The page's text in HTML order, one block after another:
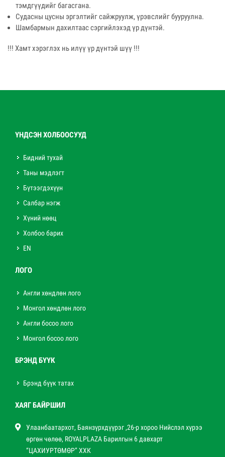
тэмдгүүдийг багасгана.
Судасны цусны эргэлтийг сайжруулж, үрэвслийг бууруулна.
Шамбармын дахилтаас сэргийлэхэд үр дүнтэй.
!!! Хамт хэрэглэх нь илүү үр дүнтэй шүү !!!
ҮНДСЭН ХОЛБООСУУД
Бидний тухай
Таны мэдлэгт
Бүтээгдэхүүн
Салбар нэгж
Хүний нөөц
Холбоо барих
EN
ЛОГО
Англи хөндлөн лого
Монгол хөндлөн лого
Англи босоо лого
Монгол босоо лого
БРЭНД БҮҮК
Брэнд бүүк татах
ХАЯГ БАЙРШИЛ
Улаанбаатархот, Баянзүрхдүүрэг ,26-р хороо Нийслэл хүрээ
өргөн чөлөө, ROYALPLAZA Барилгын 6 давхарт
“ЦАХИУРТӨМӨР” ХХК